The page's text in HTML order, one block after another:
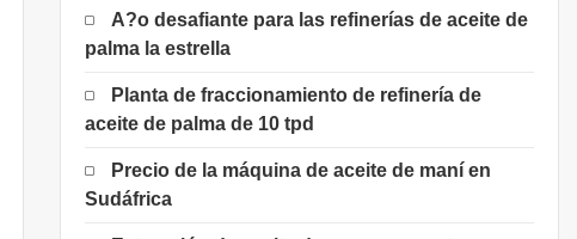
A?o desafiante para las refinerías de aceite de
palma la estrella
Planta de fraccionamiento de refinería de
aceite de palma de 10 tpd
Precio de la máquina de aceite de maní en
Sudáfrica